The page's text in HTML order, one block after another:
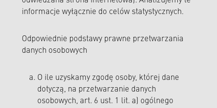
informacje wyłącznie do celów statystycznych.
Odpowiednie podstawy prawne przetwarzania
danych osobowych
O ile uzyskamy zgodę osoby, której dane
dotyczą, na przetwarzanie danych
osobowych, art. 6 ust. 1 lit. a) ogólnego